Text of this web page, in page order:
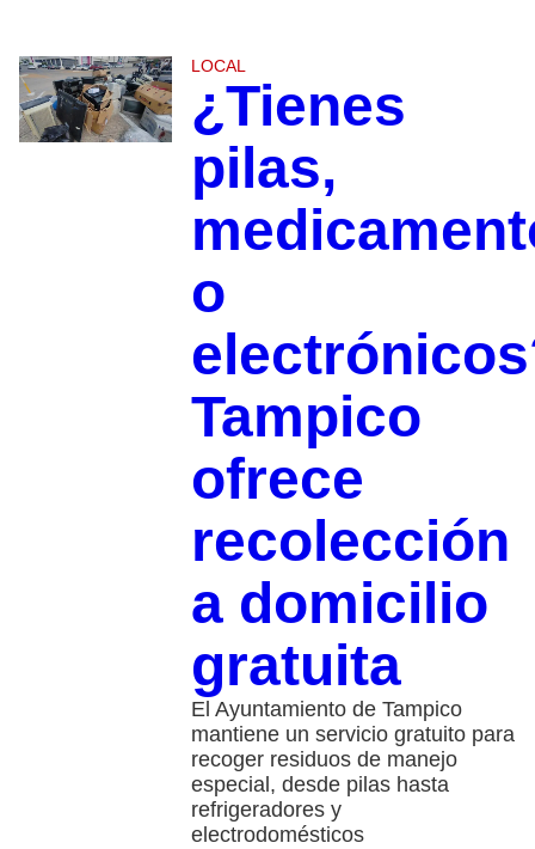
LOCAL
¿Tienes
pilas,
o
Tampico
ofrece
recolección
a domicilio
gratuita
El Ayuntamiento de Tampico
mantiene un servicio gratuito para
recoger residuos de manejo
especial, desde pilas hasta
refrigeradores y
electrodomésticos